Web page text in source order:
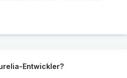
Entwickler?